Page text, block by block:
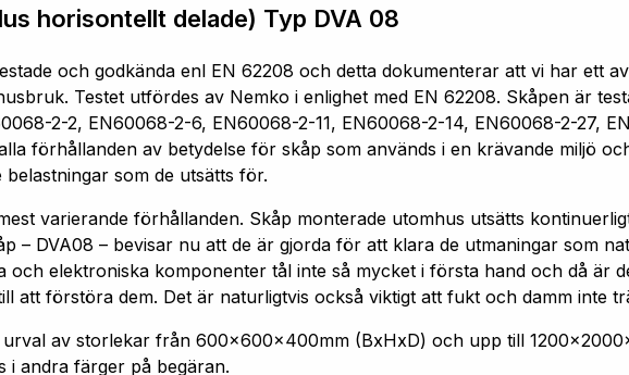
horisontellt delade) Typ DVA 08
och godkända enl EN 62208 och detta dokumenterar att vi har ett
Testet utfördes av Nemko i enlighet med EN 62208. Skåpen är
2-2, EN60068-2-6, EN60068-2-11, EN60068-2-14, EN60068-2-27,
förhållanden av betydelse för skåp som används i en krävande miljö
som de utsätts för.
varierande förhållanden. Skåp monterade utomhus utsätts
– DVA08 – bevisar nu att de är gjorda för att klara de utmaningar som
elektroniska komponenter tål inte så mycket i första hand och då är
att förstöra dem. Det är naturligtvis också viktigt att fukt och damm inte
urval av storlekar från 600x600x400mm (BxHxD) och upp till
i andra färger på begäran.